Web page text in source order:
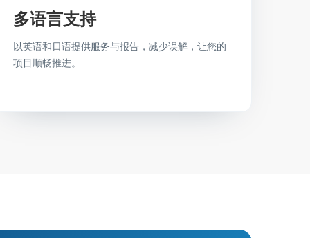
多语言支持
以英语和日语提供服务与报告，减少误解，让您的
项目顺畅推进。